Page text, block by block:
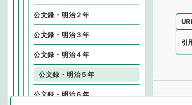
引
公文録・明治２年
公文録・明治３年
公文録・明治４年
公文録・明治５年
公文録・明治６年